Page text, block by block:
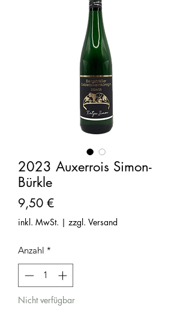
2023 Auxerrois Simon-
Bürkle
9,50 €Preis
inkl. MwSt. | zzgl. Versand
Anzahl *
Nicht verfügbar